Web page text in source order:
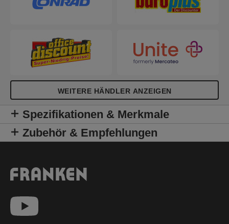
geliefert und lässt sich so problemlos überall
WEITERE HÄNDLER ANZEIGEN
Spezifikationen & Merkmale
Zubehör & Empfehlungen